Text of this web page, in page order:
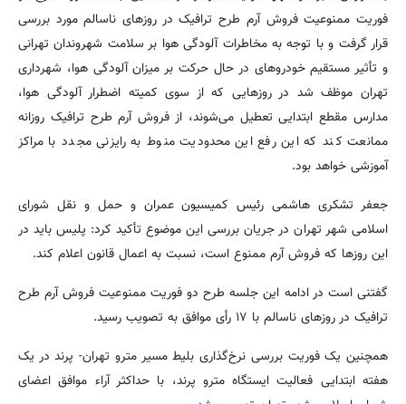
فوریت ممنوعیت فروش آرم طرح ترافیک در روزهای ناسالم مورد بررسی
قرار گرفت و با توجه به مخاطرات آلودگی هوا بر سلامت شهروندان تهرانی
و تأثیر مستقیم خودروهای در حال حرکت بر میزان آلودگی هوا، شهرداری
تهران موظف شد در روزهایی که از سوی کمیته اضطرار آلودگی هوا،
مدارس مقطع ابتدایی تعطیل می‌شوند، از فروش آرم طرح ترافیک روزانه
ممانعت کند که این رفع این محدودیت منوط به رایزنی مجدد با مراکز
آموزشی خواهد بود.
جعفر تشکری هاشمی رئیس کمیسیون عمران و حمل و نقل شورای
اسلامی شهر تهران در جریان بررسی این موضوع تأکید کرد: پلیس باید در
این روزها که فروش آرم ممنوع است، نسبت به اعمال قانون اعلام کند.
گفتنی است در ادامه این جلسه طرح دو فوریت ممنوعیت فروش آرم طرح
ترافیک در روزهای ناسالم با ۱۷ رأی موافق به تصویب رسید.
همچنین یک فوریت بررسی نرخ‌گذاری بلیط مسیر مترو تهران- پرند در یک
هفته ابتدایی فعالیت ایستگاه مترو پرند، با حداکثر آراء موافق اعضای